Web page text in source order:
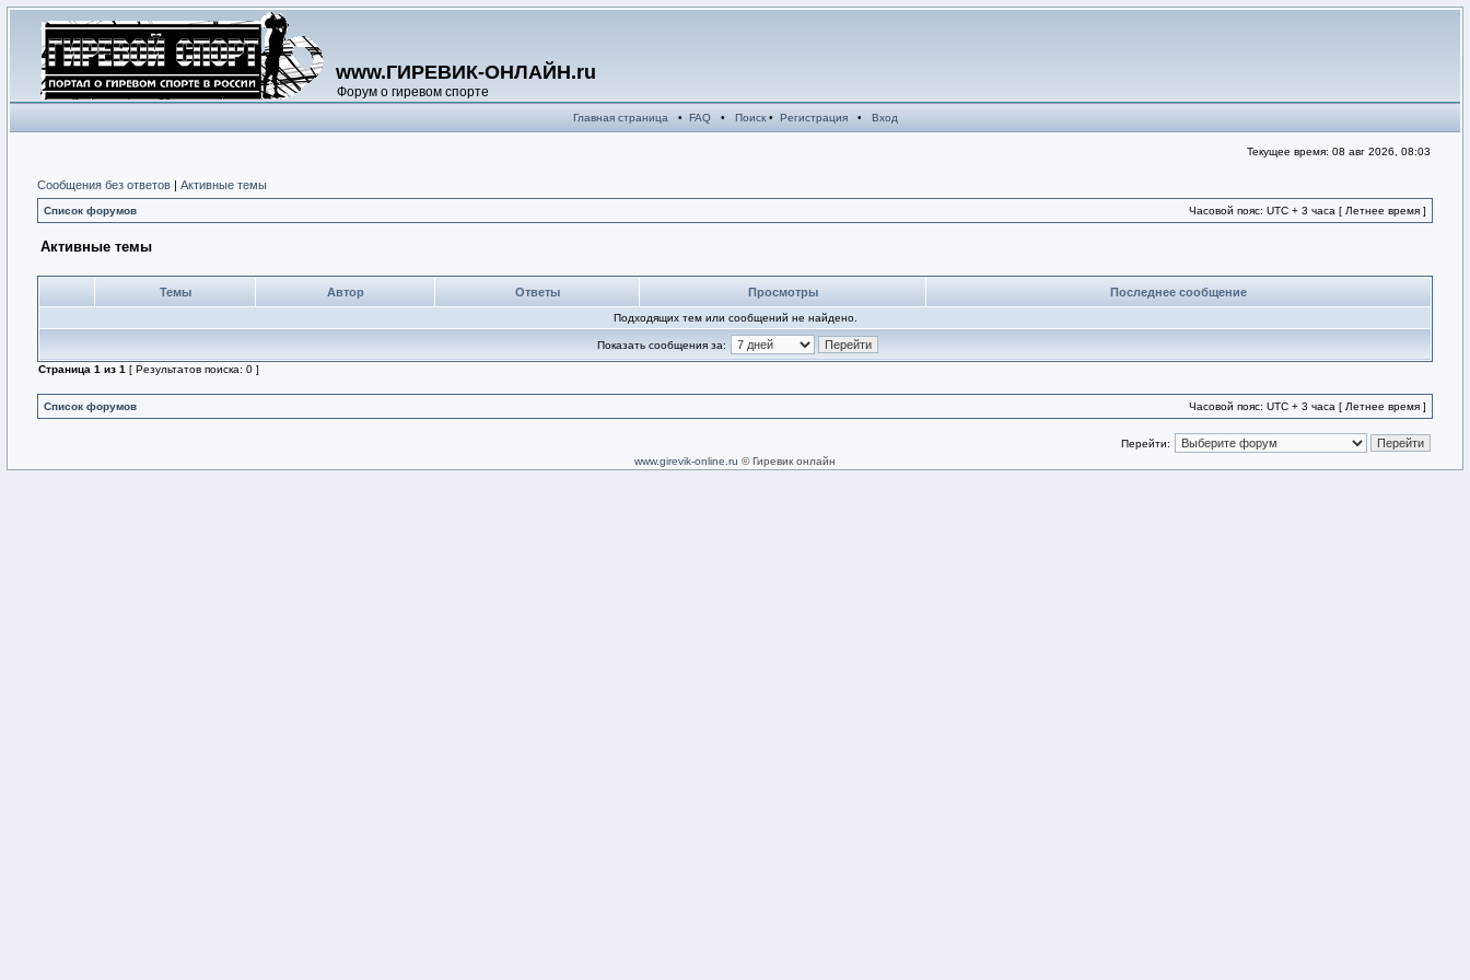
www.ГИРЕВИК-ОНЛАЙН.ru
Форум о гиревом спорте
Главная страница • FAQ• Поиск• Регистрация• Вход
Текущее время: 08 авг 2026, 08:03
Сообщения без ответов | Активные темы
Список форумов Часовой пояс: UTC + 3 часа [ Летнее время ]
Активные темы
Темы Автор Ответы Просмотры Последнее сообщение
Подходящих тем или сообщений не найдено.
Показать сообщения за:
Страница 1 из 1 [ Результатов поиска: 0 ]
Список форумов Часовой пояс: UTC + 3 часа [ Летнее время ]
Перейти:
www.girevik-online.ru © Гиревик онлайн